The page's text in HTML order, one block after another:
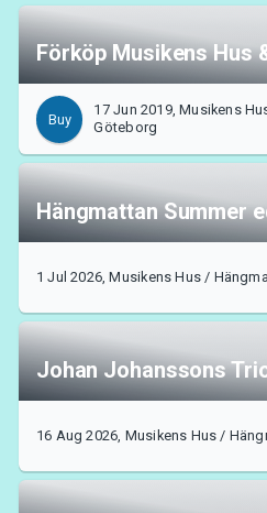
Förköp Musikens Hus
Buy
17 Jun 2019, Musikens
Göteborg
Hängmattan Summer
1 Jul 2026, Musikens Hus /
Johan Johanssons
16 Aug 2026, Musikens Hus /